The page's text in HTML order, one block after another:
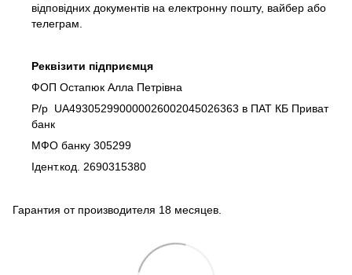
відповідних документів на електронну пошту, вайбер або
телеграм.
Реквізити підприємця
ФОП Остапюк Алла Петрівна
Р/р UA493052990000026002045026363 в ПАТ КБ Приват
банк
МФО банку 305299
Ідент.код. 2690315380
Гарантия от производителя 18 месяцев.